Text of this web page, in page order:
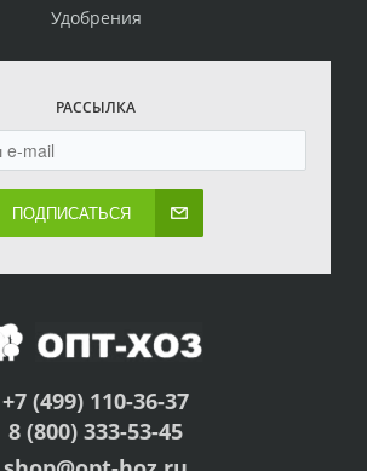
Удобрения
РАССЫЛКА
ПОДПИСАТЬСЯ
+7 (499) 110-36-37
8 (800) 333-53-45